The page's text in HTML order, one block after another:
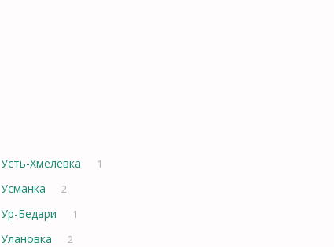
Усть-Хмелевка 1
Усманка 2
Ур-Бедари 1
Улановка 2